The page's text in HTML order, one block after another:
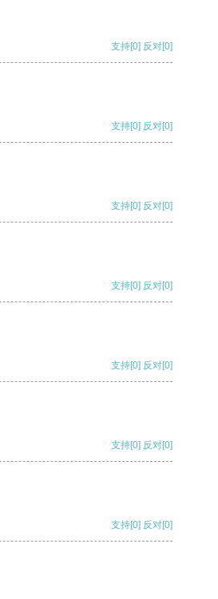
支持[0] 反对[0]
支持[0] 反对[0]
支持[0] 反对[0]
支持[0] 反对[0]
支持[0] 反对[0]
支持[0] 反对[0]
支持[0] 反对[0]